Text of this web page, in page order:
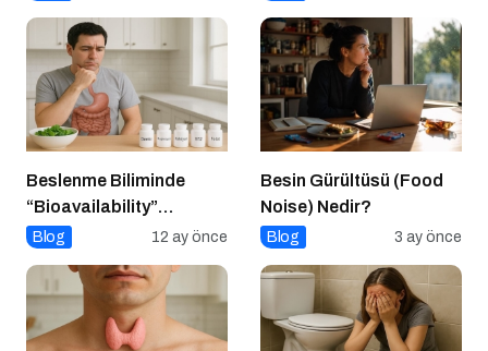
Beslenme Biliminde
“Bioavailability”
Kavramı: Hangi Besin Ne
Blog 12 ay önce
Besin Gürültüsü (Food
Noise) Nedir?
Blog 3 ay önce